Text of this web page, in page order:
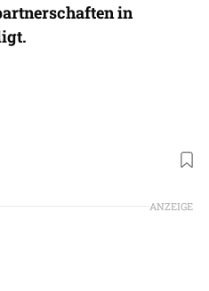
in
Foto: Boeing
ANZEIGE